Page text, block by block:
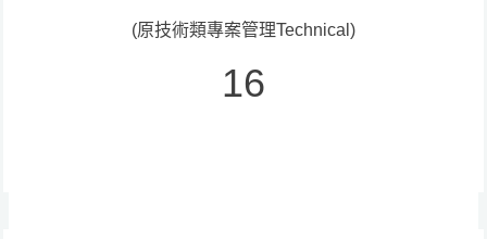
(原技術類專案管理Technical)
16